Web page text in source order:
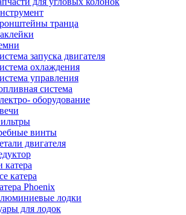
транца
запуска двигателя
охлаждения
управления
система
оборудование
винты
двигателя
катера
катера
Phoenix
лодки
для лодок